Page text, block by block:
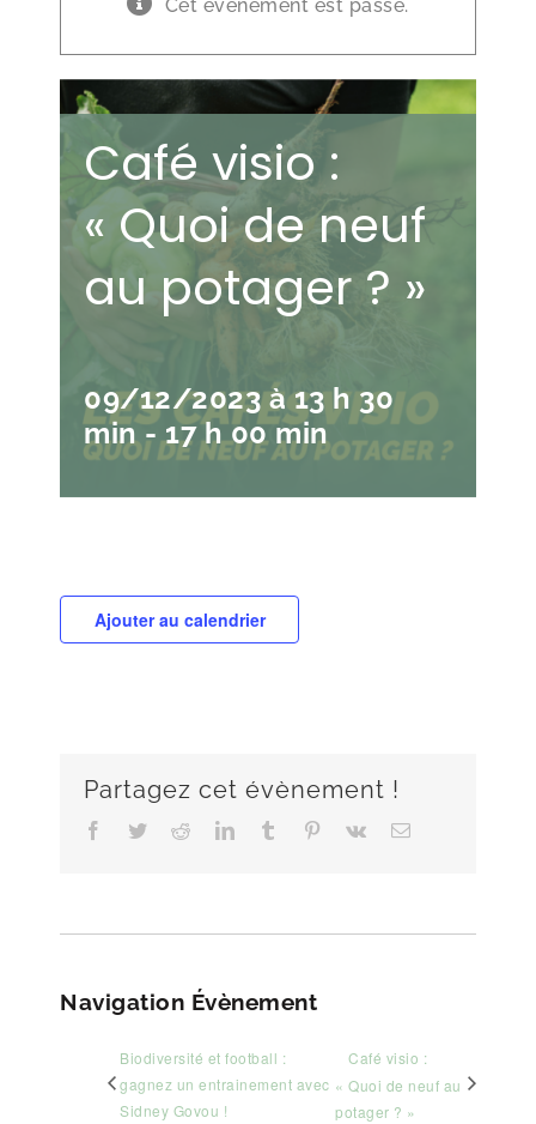
Cet évènement est passé.
Café visio :
« Quoi de neuf
au potager ? »
09/12/2023 à 13 h 30
min-17 h 00 min
Ajouter au calendrier
Partagez cet évènement !
Facebook
TwitterRedditLinkedInTumblr Pinterest
Vk Email
Navigation Évènement
Biodiversité et football :
gagnez un entrainement avec
Sidney Govou !
Café visio :
« Quoi de neuf au
potager ? »